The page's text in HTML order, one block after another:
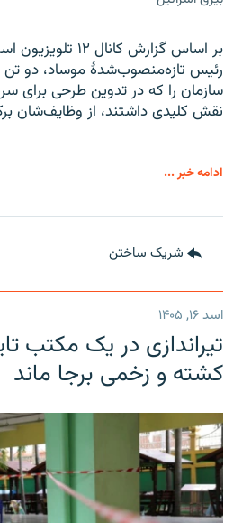
بر اساس گزارش
رئیس تازه‌منصوب‌شدۀ موساد، دو تن
سازمان را که در تدوین طرحی برای
نقش کلیدی داشتند، از وظایف‌شان
ادامه خبر ...
شریک ساختن
اسد ۱۶, ۱۴۰۵
تیراندازی در یک مکتب
کشته و زخمی برجا ماند